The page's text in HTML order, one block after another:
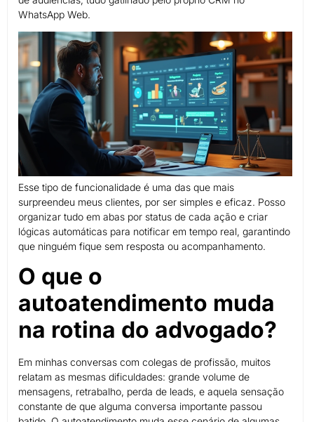
WhatsApp Web.
Esse tipo de funcionalidade é uma das que mais
surpreendeu meus clientes, por ser simples e eficaz. Posso
organizar tudo em abas por status de cada ação e criar
lógicas automáticas para notificar em tempo real, garantindo
que ninguém fique sem resposta ou acompanhamento.
O que o
autoatendimento muda
na rotina do advogado?
Em minhas conversas com colegas de profissão, muitos
relatam as mesmas dificuldades: grande volume de
mensagens, retrabalho, perda de leads, e aquela sensação
constante de que alguma conversa importante passou